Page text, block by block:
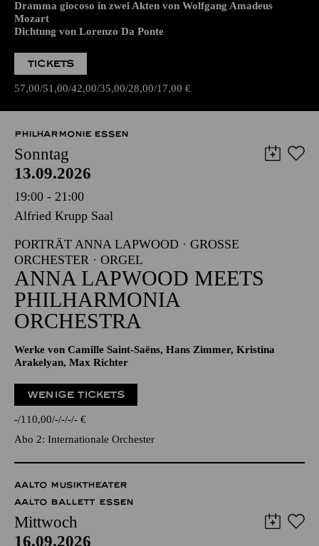
Dramma giocoso in zwei Akten von Wolfgang Amadeus
Mozart
Dichtung von Lorenzo Da Ponte
TICKETS
57,00 51,00 42,00 35,00 28,00 17,00 €
PHILHARMONIE ESSEN
Sonntag
13.09.2026
19:00 - 21:00
Alfried Krupp Saal
PORTRÄT ANNA LAPWOOD · GROSSE O
RCHESTER · ORGEL
ANNA LAPWOOD MEETS
PHILHARMONIA
ORCHESTRA
Werke von Camille Saint-Saëns, Hans Zimmer, Kristina
Arakelyan, Max Richter
WENIGE TICKETS
- 110,00 - - - - €
Abo 2: Internationale Orchester
AALTO MUSIKTHEATER
AALTO BALLETT ESSEN
Mittwoch
16.09.2026